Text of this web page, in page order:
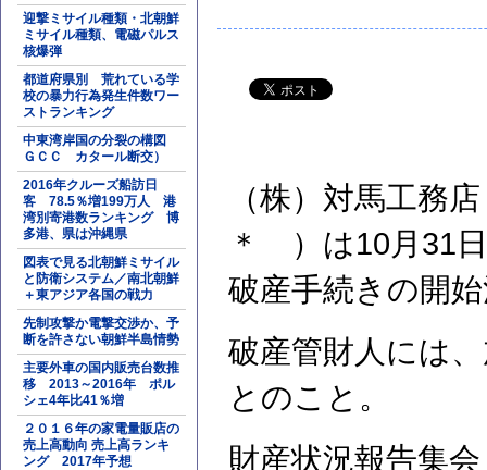
迎撃ミサイル種類・北朝鮮
ミサイル種類、電磁パルス
核爆弾
都道府県別 荒れている学
校の暴力行為発生件数ワー
ストランキング
中東湾岸国の分裂の構図
ＧＣＣ カタール断交）
2016年クルーズ船訪日
客 78.5％増199万人 港
湾別寄港数ランキング 博
多港、県は沖縄県
図表で見る北朝鮮ミサイル
と防衛システム／南北朝鮮
＋東アジア各国の戦力
先制攻撃か電撃交渉か、予
断を許さない朝鮮半島情勢
主要外車の国内販売台数推
移 2013～2016年 ポル
シェ4年比41％増
２０１６年の家電量販店の
売上高動向 売上高ランキ
ング 2017年予想
（株）対馬工務
＊ ）は10月31
破産手続きの開
破産管財人には
とのこと。
財産状況報告集